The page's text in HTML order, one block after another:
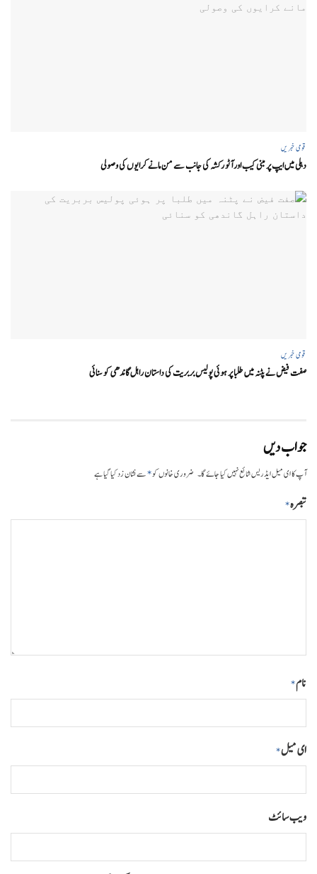
قومی خبریں
دہلی میں ایپ پر مبنی کیب اور آٹو رکشہ کی جانب سے من مانے کرایوں کی وصولی
قومی خبریں
صفت فیض نے پٹنہ میں طلبا پر ہوئی پولیس بربریت کی داستان راہل گاندھی کو سنائی
جواب دیں
آپ کا ای میل ایڈریس شائع نہیں کیا جائے گا۔ ضروری خانوں کو*سے نشان زد کیا گیا ہے
تبصرہ*
نام*
ای میل*
ویب‌ سائٹ